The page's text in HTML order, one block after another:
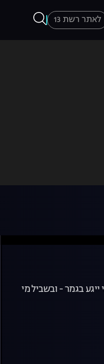
לאתר רשת 13
בגמר - ובשביל מי